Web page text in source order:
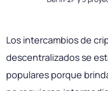
Los intercambios de
descentralizados se
populares porque